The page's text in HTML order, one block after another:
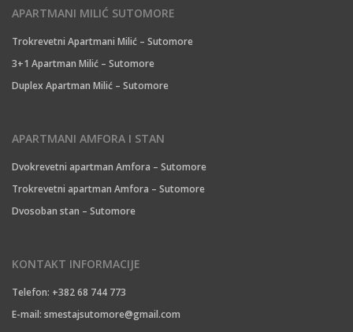
APARTMANI MILIĆ SUTOMORE
Trokrevetni Apartmani Milić – Sutomore
3+1 Apartman Milić – Sutomore
Duplex Apartman Milić – Sutomore
APARTMANI AMFORA I STAN
Dvokrevetni apartman Amfora – Sutomore
Trokrevetni apartman Amfora – Sutomore
Dvosoban stan – Sutomore
KONTAKT INFORMACIJE
Telefon: +382 68 744 773
E-mail: smestajsutomore@gmail.com